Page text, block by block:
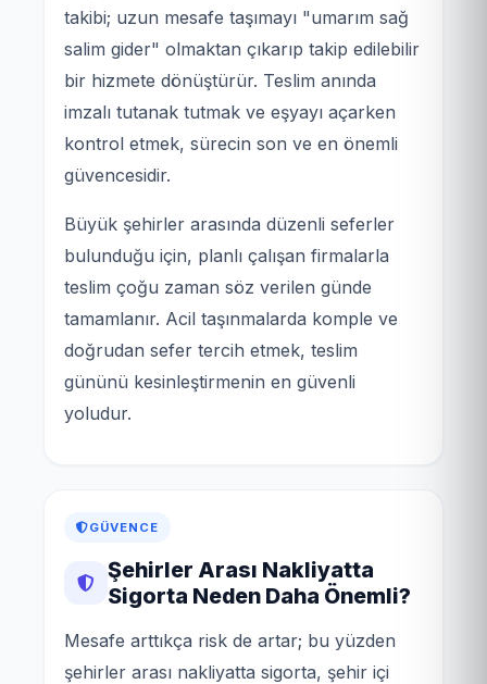
takibi; uzun mesafe taşımayı "umarım sağ
salim gider" olmaktan çıkarıp takip edilebilir
bir hizmete dönüştürür. Teslim anında
imzalı tutanak tutmak ve eşyayı açarken
kontrol etmek, sürecin son ve en önemli
güvencesidir.
Büyük şehirler arasında düzenli seferler
bulunduğu için, planlı çalışan firmalarla
teslim çoğu zaman söz verilen günde
tamamlanır. Acil taşınmalarda komple ve
doğrudan sefer tercih etmek, teslim
gününü kesinleştirmenin en güvenli
yoludur.
GÜVENCE
Şehirler Arası Nakliyatta
Sigorta Neden Daha Önemli?
Mesafe arttıkça risk de artar; bu yüzden
şehirler arası nakliyatta sigorta, şehir içi